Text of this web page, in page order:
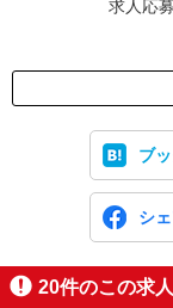
求人応
ブ
シ
20件のこの求